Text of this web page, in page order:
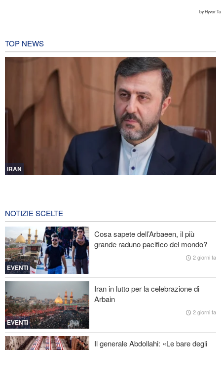
TOP NEWS
IRAN
Fidan: Israele non ha alcuna intenzione di raggiungere la pace
Nuovo rapporto di CBS: Gli Stati Uniti hanno quasi esaurito i
missili a lungo raggio durante la guerra
Baghaei: Il clima dei negoziati tra Iran e Oman sullo Stretto di
Attacco aereo saudita contro la capitale dello Yemen
NOTIZIE SCELTE
EVENTI
Cosa sapete dell’Arbaeen, il più
grande raduno pacifico del mondo?
2 giorni fa
EVENTI
Iran in lutto per la celebrazione di
Arbain
2 giorni fa
Il generale Abdollahi: «Le bare degli